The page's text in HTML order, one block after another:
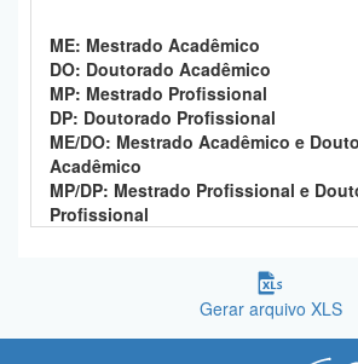
ME: Mestrado Acadêmico
DO: Doutorado Acadêmico
MP: Mestrado Profissional
DP: Doutorado Profissional
ME/DO: Mestrado Acadêmico e
Acadêmico
MP/DP: Mestrado Profissional e
Profissional
Gerar arquivo XLS